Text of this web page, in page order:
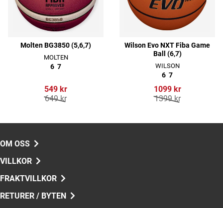
Molten BG3850 (5,6,7)
MOLTEN
6 7
549 kr
649 kr
Wilson Evo NXT Fiba Game
Ball (6,7)
WILSON
6 7
1099 kr
1399 kr
OM OSS
VILLKOR
FRAKTVILLKOR
RETURER / BYTEN